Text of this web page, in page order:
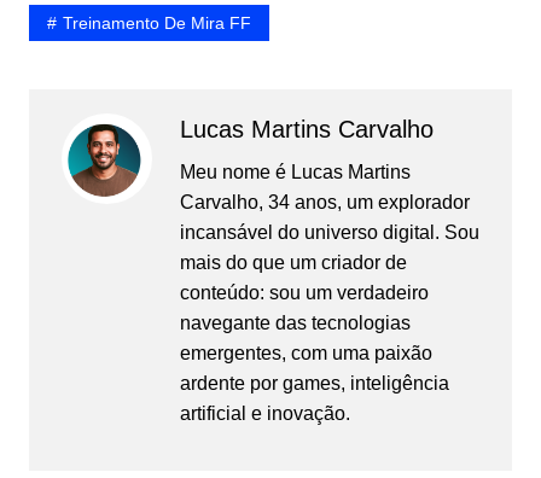
Treinamento De Mira FF
Lucas Martins Carvalho
Meu nome é Lucas Martins
Carvalho, 34 anos, um explorador
incansável do universo digital. Sou
mais do que um criador de
conteúdo: sou um verdadeiro
navegante das tecnologias
emergentes, com uma paixão
ardente por games, inteligência
artificial e inovação.